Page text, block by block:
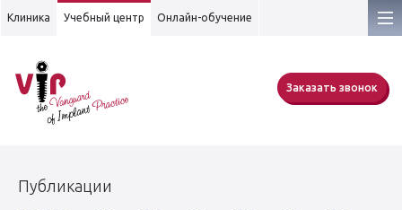
Клиника Учебный центр Онлайн-обучение
Заказать звонок
Публикации